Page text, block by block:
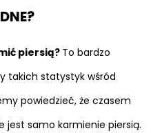
piersią? To bardzo
takich statystyk wśród
powiedzieć, że czasem
jest samo karmienie piersią.